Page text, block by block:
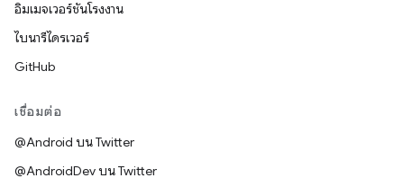
อิมเมจเวอร์ชันโรงงาน
ไบนารีไดรเวอร์
GitHub
เชื่อมต่อ
@Android บน Twitter
@AndroidDev บน Twitter